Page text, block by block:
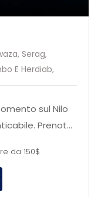
Serag,
E Herdiab,
sul Nilo
Prenota
da 150$